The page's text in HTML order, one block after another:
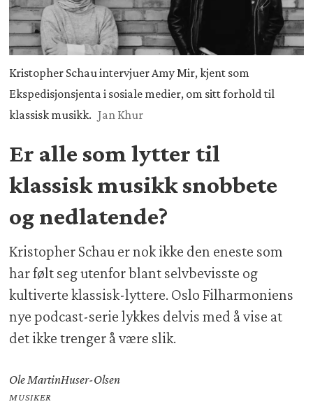
Kristopher Schau intervjuer Amy Mir, kjent som
Ekspedisjonsjenta i sosiale medier, om sitt forhold til
klassisk musikk. Jan Khur
Er alle som lytter til
klassisk musikk snobbete
og nedlatende?
Kristopher Schau er nok ikke den eneste som
har følt seg utenfor blant selvbevisste og
kultiverte klassisk-lyttere. Oslo Filharmoniens
nye podcast-serie lykkes delvis med å vise at
det ikke trenger å være slik.
Ole MartinHuser-Olsen
MUSIKER